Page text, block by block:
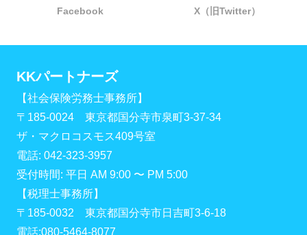
Facebook X（旧Twitter）
KKパートナーズ
【社会保険労務士事務所】
〒185-0024 東京都国分寺市泉町3-37-34
ザ・マクロコスモス409号室
電話: 042-323-3957
受付時間: 平日 AM 9:00 〜 PM 5:00
【税理士事務所】
〒185-0032 東京都国分寺市日吉町3-6-18
電話:080-5464-8077